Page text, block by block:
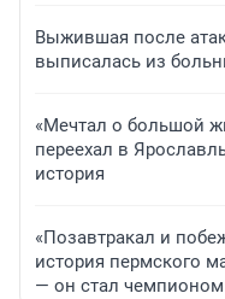
Выжившая после
выписалась из
«Мечтал о большой
переехал в
история
«Позавтракал и
история пермского
— он стал